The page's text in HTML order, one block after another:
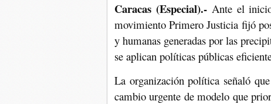
Caracas (Especial).-Ante el inicio
movimiento Primero Justicia fijó
y humanas generadas por las
se aplican políticas públicas
La organización política señaló
cambio urgente de modelo que